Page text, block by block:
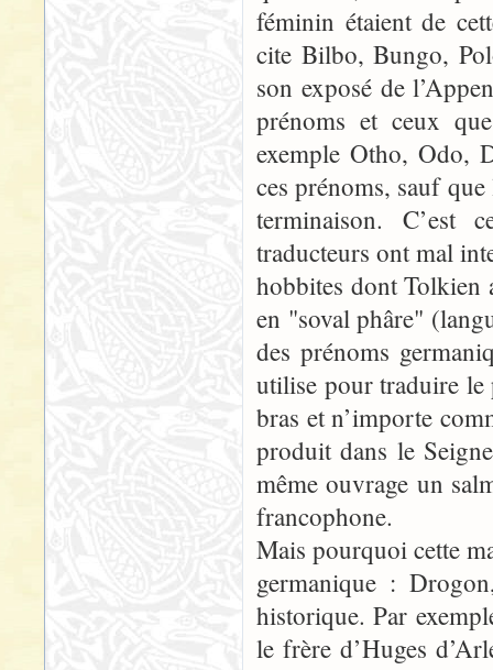
féminin étaient de
cite Bilbo, Bungo,
son exposé de
prénoms et ceux
exemple Otho, Odo,
ces prénoms, sauf
terminaison. C’est
traducteurs ont mal
hobbites dont Tolkien
en "soval phâre"
des prénoms
utilise pour traduire le
bras et n’importe
produit dans le
même ouvrage un
francophone.
Mais pourquoi cette
germanique :
historique. Par
le frère d’Huges